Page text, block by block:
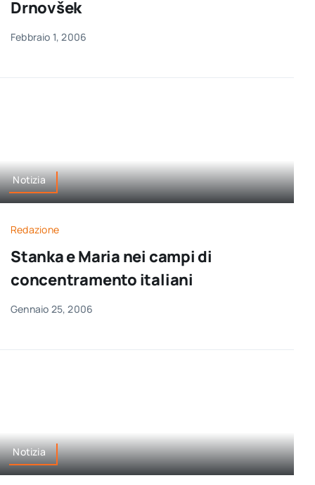
Drnovšek
Febbraio 1, 2006
Notizia
Redazione
Stanka e Maria nei campi di
concentramento italiani
Gennaio 25, 2006
Notizia